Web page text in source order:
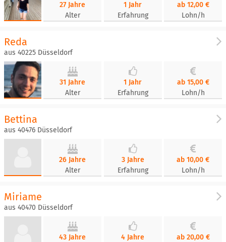
27 Jahre
Alter
1 Jahr
Erfahrung
ab 12,00 €
Lohn/h
Reda
aus 40225 Düsseldorf
31 Jahre
Alter
1 Jahr
Erfahrung
ab 15,00 €
Lohn/h
Bettina
aus 40476 Düsseldorf
26 Jahre
Alter
3 Jahre
Erfahrung
ab 10,00 €
Lohn/h
Miriame
aus 40470 Düsseldorf
43 Jahre
4 Jahre
ab 20,00 €